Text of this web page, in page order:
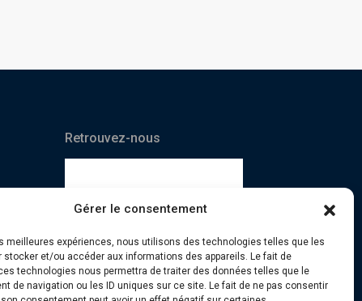
Gérer le consentement
meilleures expériences, nous utilisons des technologies telles que les
stocker et/ou accéder aux informations des appareils. Le fait de
technologies nous permettra de traiter des données telles que le
de navigation ou les ID uniques sur ce site. Le fait de ne pas consentir
Retrouvez-nous